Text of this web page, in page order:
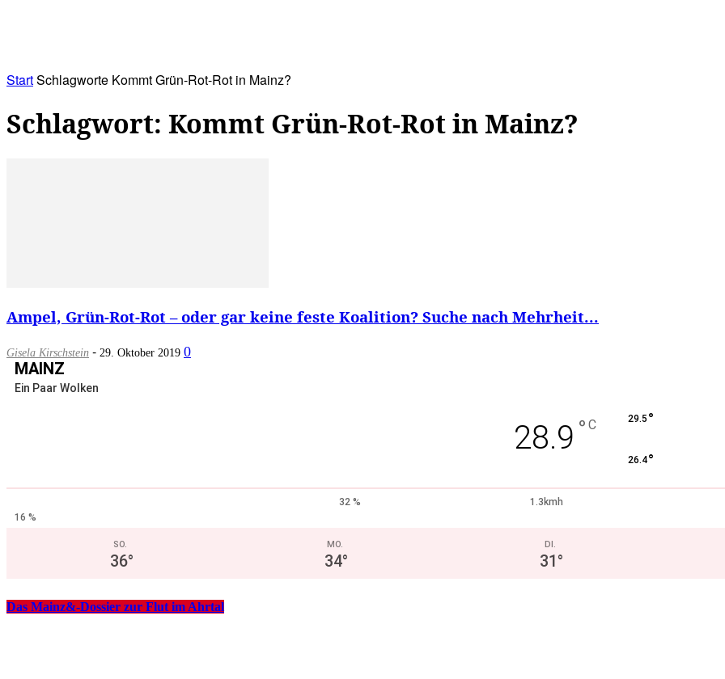
StartSchlagworte Kommt Grün-Rot-Rot in Mainz?
Schlagwort: Kommt Grün-Rot-Rot in Mainz?
Ampel, Grün-Rot-Rot – oder gar keine feste Koalition? Suche nach Mehrheit...
Gisela Kirschstein - 29. Oktober 2019 0
MAINZ
Ein Paar Wolken
28.9 ° C 29.5 °
26.4°
32 %
1.3kmh
16 %
SO.
36°
MO.
34°
DI.
31°
Das Mainz&-Dossier zur Flut im Ahrtal